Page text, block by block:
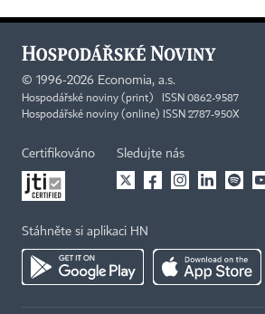
© 1996-2026 Economia, a.s.
Hospodářské noviny (print) ISSN 0862-9587
Hospodářské noviny (online) ISSN 2787-950X
Certifikováno Sledujte nás
Stáhněte si aplikaci HN